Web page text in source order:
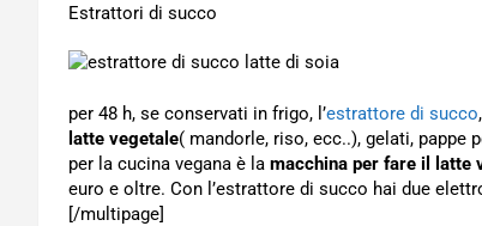
Estrattori di succo
per 48 h, se conservati in frigo, l’estrattore di succo
latte vegetale( mandorle, riso, ecc..), gelati,
per la cucina vegana è la macchina per fare il latte
euro e oltre. Con l’estrattore di succo hai due
[/multipage]